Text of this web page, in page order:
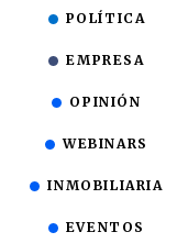
POLÍTICA
EMPRESA
OPINIÓN
WEBINARS
INMOBILIARIA
EVENTOS